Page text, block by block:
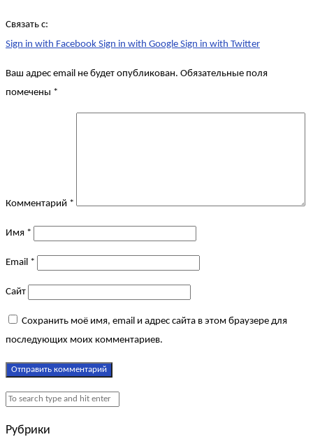
Связать с:
Sign in with Facebook Sign in with Google Sign in with Twitter
Ваш адрес email не будет опубликован. Обязательные поля
помечены *
Комментарий *
Имя *
Email *
Сайт
Сохранить моё имя, email и адрес сайта в этом браузере для
последующих моих комментариев.
Рубрики